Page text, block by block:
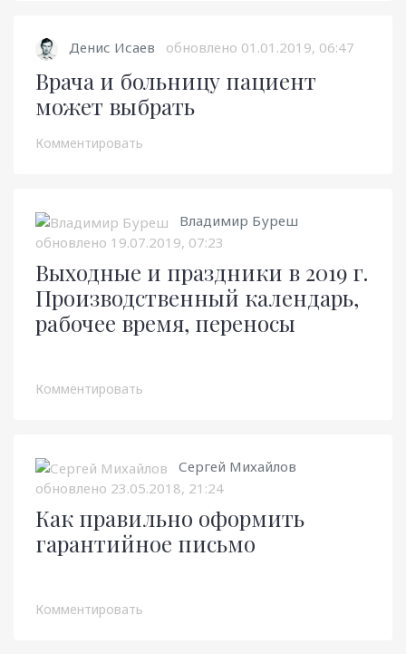
Денис Исаев обновлено 01.01.2019, 06:47
Врача и больницу пациент
может выбрать
Комментировать
Владимир Буреш
обновлено 19.07.2019, 07:23
Выходные и праздники в 2019 г.
Производственный календарь,
рабочее время, переносы
Комментировать
Сергей Михайлов
обновлено 23.05.2018, 21:24
Как правильно оформить
гарантийное письмо
Комментировать